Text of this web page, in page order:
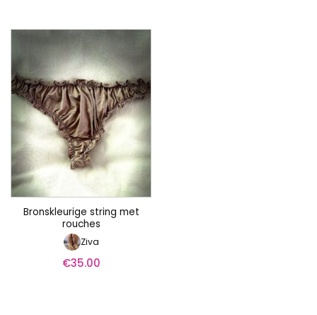
Bronskleurige string met
rouches
Ziva
€35.00